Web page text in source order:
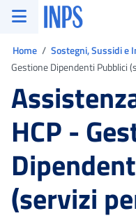
Vai al menu principale
Vai al contenuto principale
Vai al pie' di pagina
INPS ()
Home Sostegni, Sussidi e
Gestione Dipendenti Pubblici
HCP -
(servizi